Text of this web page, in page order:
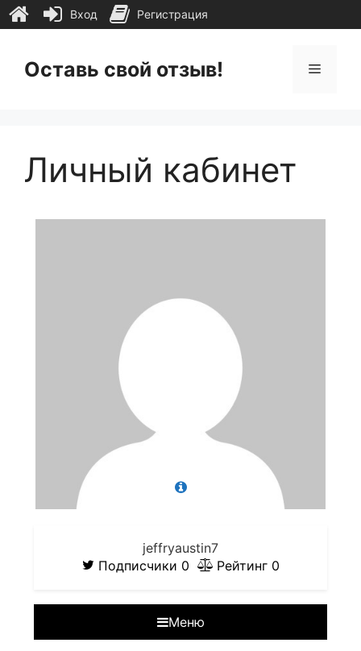
содержимому
Оставь свой отзыв! Меню
Личный кабинет
jeffryaustin7
Подписчики 0 Рейтинг 0
Меню
Вход Регистрация